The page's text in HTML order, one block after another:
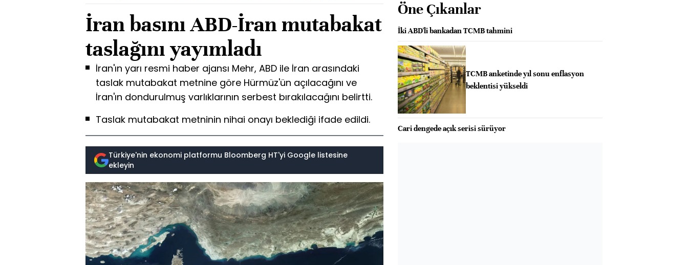
İran basını ABD-İran mutabakat
taslağını yayımladı
İran'ın yarı resmi haber ajansı Mehr, ABD ile İran arasındaki
taslak mutabakat metnine göre Hürmüz'ün açılacağını ve
İran'ın dondurulmuş varlıklarının serbest bırakılacağını belirtti.
Taslak mutabakat metninin nihai onayı beklediği ifade edildi.
Türkiye'nin ekonomi platformu Bloomberg HT'yi Google listesine
ekleyin
Öne Çıkanlar
İki ABD'li bankadan TCMB tahmini
TCMB anketinde yıl sonu enflasyon
beklentisi yükseldi
Cari dengede açık serisi sürüyor